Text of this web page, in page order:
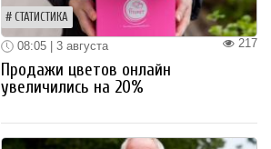
СТАТИСТИКА
217
08:05 | 3 августа
Продажи цветов онлайн
увеличились на 20%